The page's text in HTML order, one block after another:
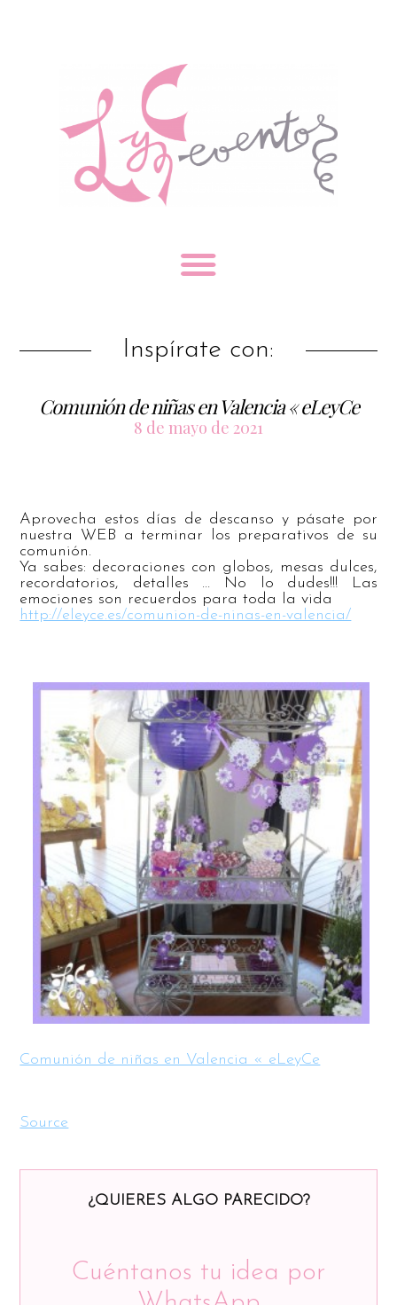
Inspírate con:
Comunión de niñas en Valencia « eLeyCe
8 de mayo de 2021
Aprovecha estos días de descanso y pásate por
nuestra WEB a terminar los preparativos de su
comunión.
Ya sabes: decoraciones con globos, mesas dulces,
recordatorios, detalles … No lo dudes!!! Las
emociones son recuerdos para toda la vida
http://eleyce.es/comunion-de-ninas-en-valencia/
Comunión de niñas en Valencia « eLeyCe
Source
¿QUIERES ALGO PARECIDO?
Cuéntanos tu idea por